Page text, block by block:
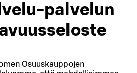
palvelun
Osuuskauppojen